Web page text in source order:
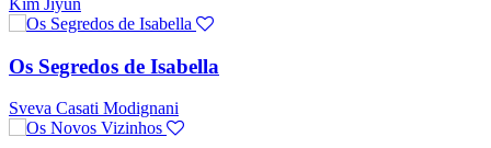
Os Segredos de Isabella
Sveva Casati Modignani